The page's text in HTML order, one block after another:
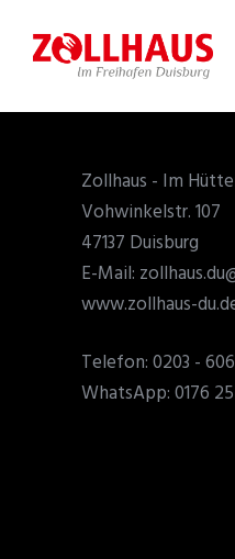
Zollhaus - Im
Vohwinkelstr. 107
47137 Duisburg
E-Mail:
www.zollhaus-
Telefon: 0203 -
WhatsApp: 0176